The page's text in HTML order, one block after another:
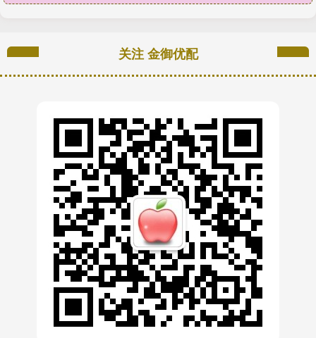
关注 金御优配